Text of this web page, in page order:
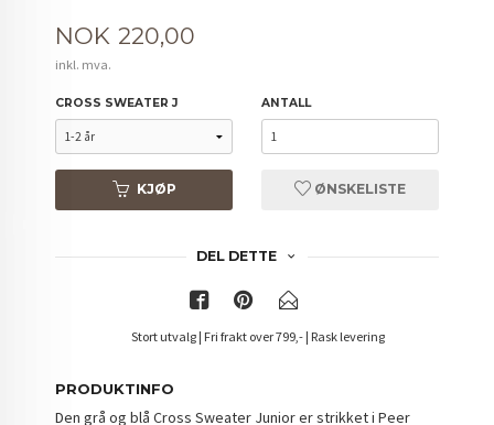
Pris
NOK 220,00
inkl. mva.
CROSS SWEATER J ANTALL
KJØP ØNSKELISTE
DEL DETTE
Stort utvalg | Fri frakt over 799,- | Rask levering
PRODUKTINFO
Den grå og blå Cross Sweater Junior er strikket i Peer